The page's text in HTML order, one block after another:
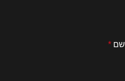
שם *